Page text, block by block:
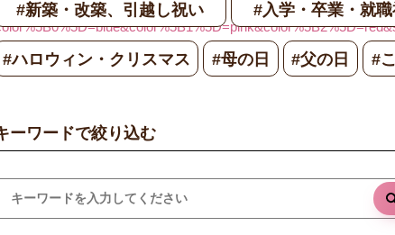
～3,300円
#新築・改築、引越し祝い #入学・卒業・就
#ハロウィン・クリスマス #母の日 #父の日 #
ーワードで絞り込む